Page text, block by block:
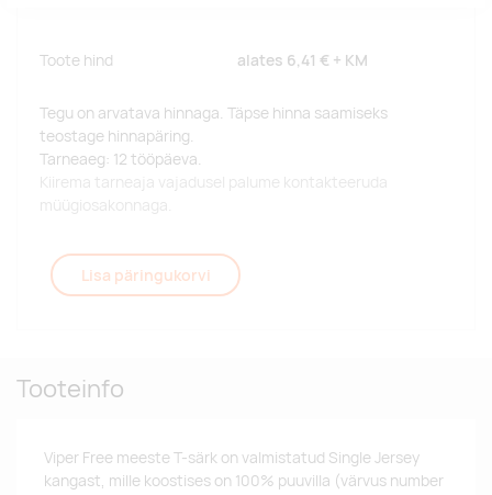
Toote hind alates 6,41 € + KM
Tegu on arvatava hinnaga. Täpse hinna saamiseks
teostage hinnapäring.
Tarneaeg: 12 tööpäeva.
Kiirema tarneaja vajadusel palume kontakteeruda
müügiosakonnaga.
Lisa päringukorvi
Tooteinfo
Viper Free meeste T-särk on valmistatud Single Jersey
kangast, mille koostises on 100% puuvilla (värvus number